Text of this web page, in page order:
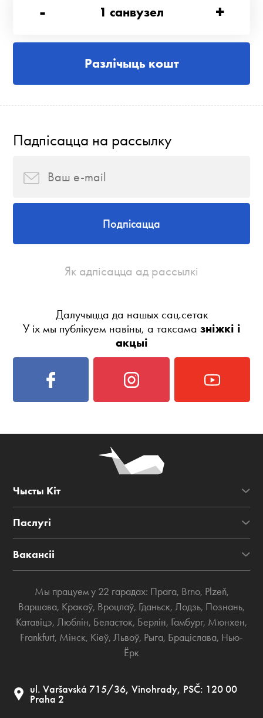
- 1 санвузел +
Разлічыць кошт
Падпісацца на рассылку
Подпісацца
Як адпісацца ад рассылкі
Далучыцца да нашых сац.сетак
У іх мы публікуем навіны, а таксама зніжкі і
акцыі
Чысты Кіт
Паслугі
Вакансіі
Мы працуем у 22 гарадах: Прага, Brno, Plzeň,
Варшава, Кракаў, Вроцлаў, Гданьск, Лодзь, Познань,
Катавіцэ, Люблін, Беласток, Берлін, Гамбург, Мюнхен,
Frankfurt, Мінск, Кіеў, Львоў, Рыга, Браціслава, Нью-
Ёрк
ul. Varšavská 715/36, Vinohrady, PSČ: 120 00
Praha 2